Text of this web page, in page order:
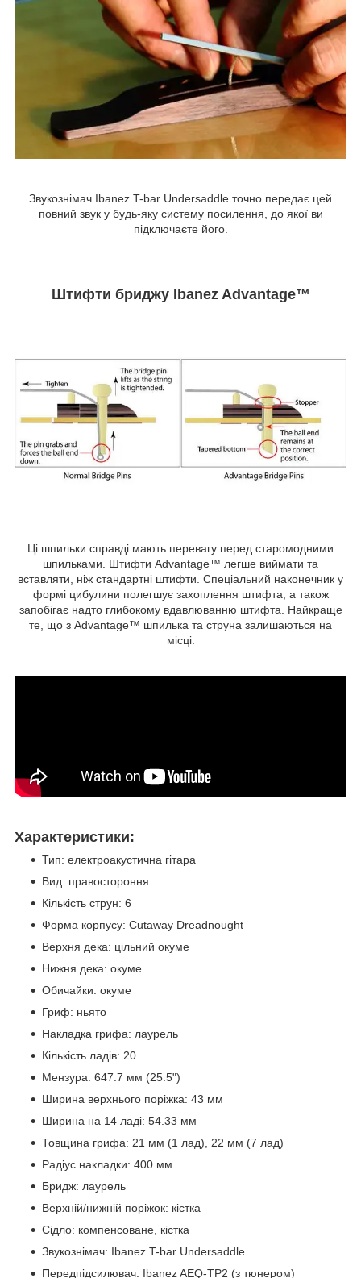
Звукознімач Ibanez T-bar Undersaddle точно передає цей
повний звук у будь-яку систему посилення, до якої ви
підключаєте його.
Штифти бриджу Ibanez Advantage™
Ці шпильки справді мають перевагу перед старомодними
шпильками. Штифти Advantage™ легше виймати та
вставляти, ніж стандартні штифти. Спеціальний наконечник у
формі цибулини полегшує захоплення штифта, а також
запобігає надто глибокому вдавлюванню штифта. Найкраще
те, що з Advantage™ шпилька та струна залишаються на
місці.
Характеристики:
Тип: електроакустична гітара
Вид: правостороння
Кількість струн: 6
Форма корпусу: Cutaway Dreadnought
Верхня дека: цільний окуме
Нижня дека: окуме
Обичайки: окуме
Гриф: ньято
Накладка грифа: лаурель
Кількість ладів: 20
Мензура: 647.7 мм (25.5")
Ширина верхнього поріжка: 43 мм
Ширина на 14 ладі: 54.33 мм
Товщина грифа: 21 мм (1 лад), 22 мм (7 лад)
Радіус накладки: 400 мм
Бридж: лаурель
Верхній/нижній поріжок: кістка
Сідло: компенсоване, кістка
Звукознімач: Ibanez T-bar Undersaddle
Передпідсилювач: Ibanez AEQ-TP2 (з тюнером)